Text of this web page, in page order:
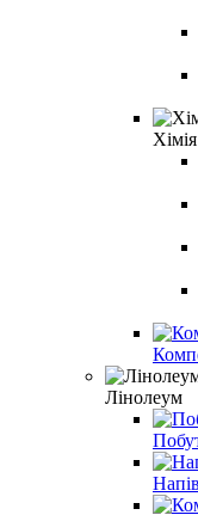
Хімія
Лінолеум